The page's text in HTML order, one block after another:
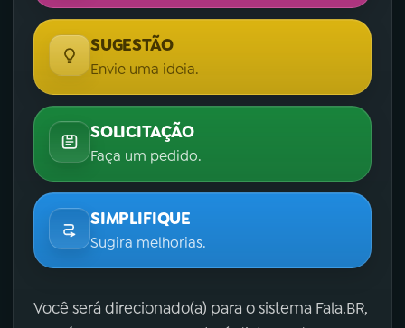
SUGESTÃO
Envie uma ideia.
SOLICITAÇÃO
Faça um pedido.
SIMPLIFIQUE
Sugira melhorias.
Você será direcionado(a) para o sistema Fala.BR,